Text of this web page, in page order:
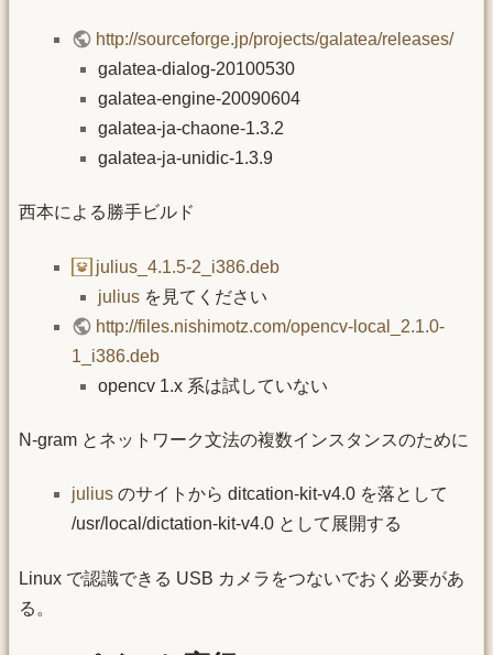
http://sourceforge.jp/projects/galatea/releases/
galatea-dialog-20100530
galatea-engine-20090604
galatea-ja-chaone-1.3.2
galatea-ja-unidic-1.3.9
西本による勝手ビルド
julius_4.1.5-2_i386.deb
julius を見てください
http://files.nishimotz.com/opencv-local_2.1.0-
1_i386.deb
opencv 1.x 系は試していない
N-gram とネットワーク文法の複数インスタンスのために
julius のサイトから ditcation-kit-v4.0 を落として
/usr/local/dictation-kit-v4.0 として展開する
Linux で認識できる USB カメラをつないでおく必要があ
る。